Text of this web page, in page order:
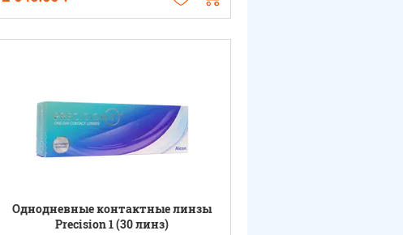
Однодневные контактные линзы
Precision 1 (30 линз)